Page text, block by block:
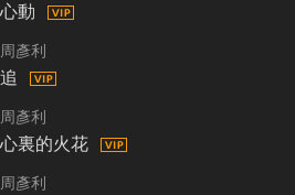
心動
周彥利
追
周彥利
心裏的火花
周彥利